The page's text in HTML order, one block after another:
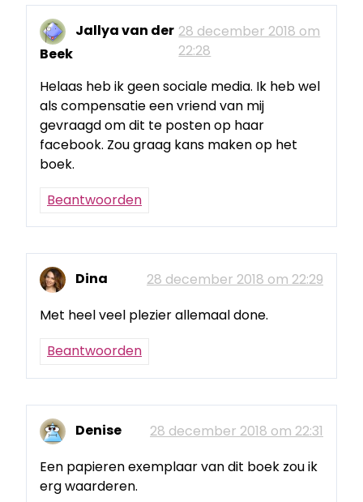
Jallya van der
Beek
28 december 2018 om
22:28
Helaas heb ik geen sociale media. Ik heb wel
als compensatie een vriend van mij
gevraagd om dit te posten op haar
facebook. Zou graag kans maken op het
boek.
Beantwoorden
Dina
28 december 2018 om 22:29
Met heel veel plezier allemaal done.
Beantwoorden
Denise
28 december 2018 om 22:31
Een papieren exemplaar van dit boek zou ik
erg waarderen.